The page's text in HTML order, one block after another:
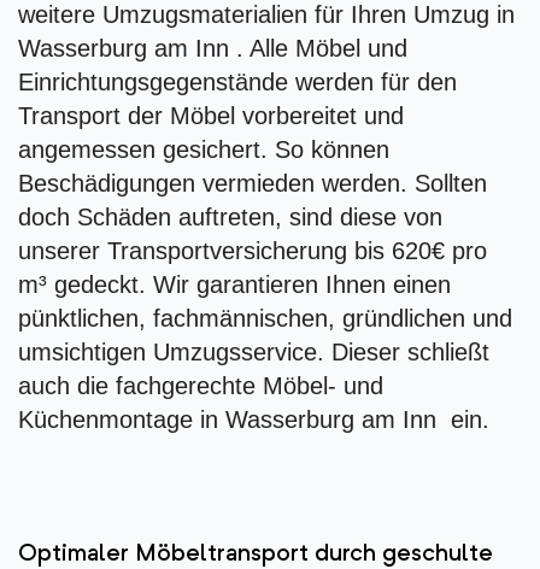
weitere Umzugsmaterialien für Ihren Umzug in
Wasserburg am Inn . Alle Möbel und
Einrichtungsgegenstände werden für den
Transport der Möbel vorbereitet und
angemessen gesichert. So können
Beschädigungen vermieden werden. Sollten
doch Schäden auftreten, sind diese von
unserer Transportversicherung bis 620€ pro
m³ gedeckt. Wir garantieren Ihnen einen
pünktlichen, fachmännischen, gründlichen und
umsichtigen Umzugsservice. Dieser schließt
auch die fachgerechte Möbel- und
Küchenmontage in Wasserburg am Inn ein.
Optimaler Möbeltransport durch geschulte